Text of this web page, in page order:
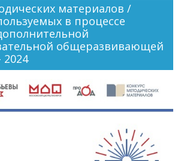
материалов /
в процессе
общеразвивающей